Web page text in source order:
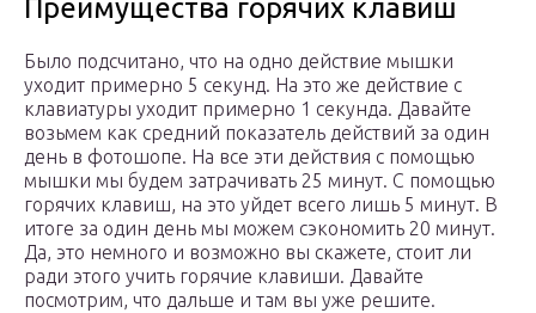
Преимущества горячих клавиш
Было подсчитано, что на одно действие мышки
уходит примерно 5 секунд. На это же действие с
клавиатуры уходит примерно 1 секунда. Давайте
возьмем как средний показатель действий за один
день в фотошопе. На все эти действия с помощью
мышки мы будем затрачивать 25 минут. С помощью
горячих клавиш, на это уйдет всего лишь 5 минут. В
итоге за один день мы можем сэкономить 20 минут.
Да, это немного и возможно вы скажете, стоит ли
ради этого учить горячие клавиши. Давайте
посмотрим, что дальше и там вы уже решите.